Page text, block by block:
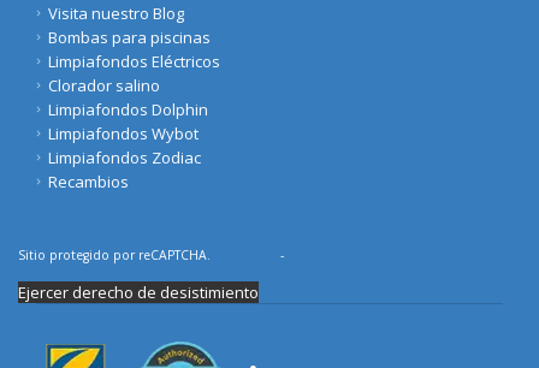
Visita nuestro Blog
Bombas para piscinas
Limpiafondos Eléctricos
Clorador salino
Limpiafondos Dolphin
Limpiafondos Wybot
Limpiafondos Zodiac
Recambios
Sitio protegido por reCAPTCHA. -
Ejercer derecho de desistimiento